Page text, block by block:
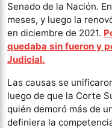
Senado de la Nación.
meses, y luego la
en diciembre de 2021.
quedaba sin fueron y
Judicial.
Las causas se
luego de que la Corte
quién demoró más de
definiera la